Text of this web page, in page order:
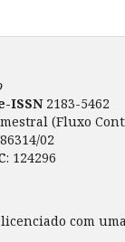
ISSN2183-5462
(Fluxo
02
: 124296
com